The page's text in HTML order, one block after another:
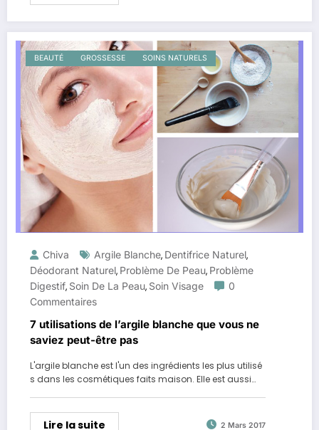
BEAUTÉ GROSSESSE SOINS NATURELS
Chiva Argile Blanche, Dentifrice Naturel,
Déodorant Naturel, Problème De Peau, Problème
Digestif, Soin De La Peau, Soin Visage
0
Commentaires
7 utilisations de l’argile blanche que vous ne
saviez peut-être pas
L'argile blanche est l'un des ingrédients les plus utilisé
s dans les cosmétiques faits maison. Elle est aussi…
Lire la suite 2 Mars 2017